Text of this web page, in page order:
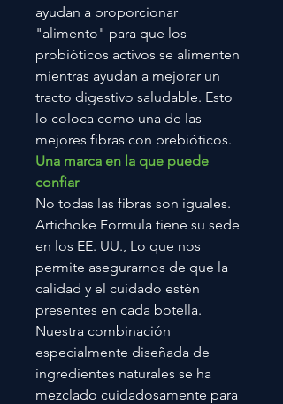
ayudan a proporcionar
"alimento" para que los
probióticos activos se alimenten
mientras ayudan a mejorar un
tracto digestivo saludable. Esto
lo coloca como una de las
mejores fibras con prebióticos.
Una marca en la que puede
confiar
No todas las fibras son iguales.
Artichoke Formula tiene su sede
en los EE. UU., Lo que nos
permite asegurarnos de que la
calidad y el cuidado estén
presentes en cada botella.
Nuestra combinación
especialmente diseñada de
ingredientes naturales se ha
mezclado cuidadosamente para